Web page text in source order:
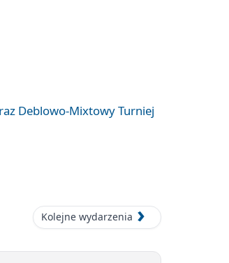
Deblowo-Mixtowy Turniej
Kolejne wydarzenia